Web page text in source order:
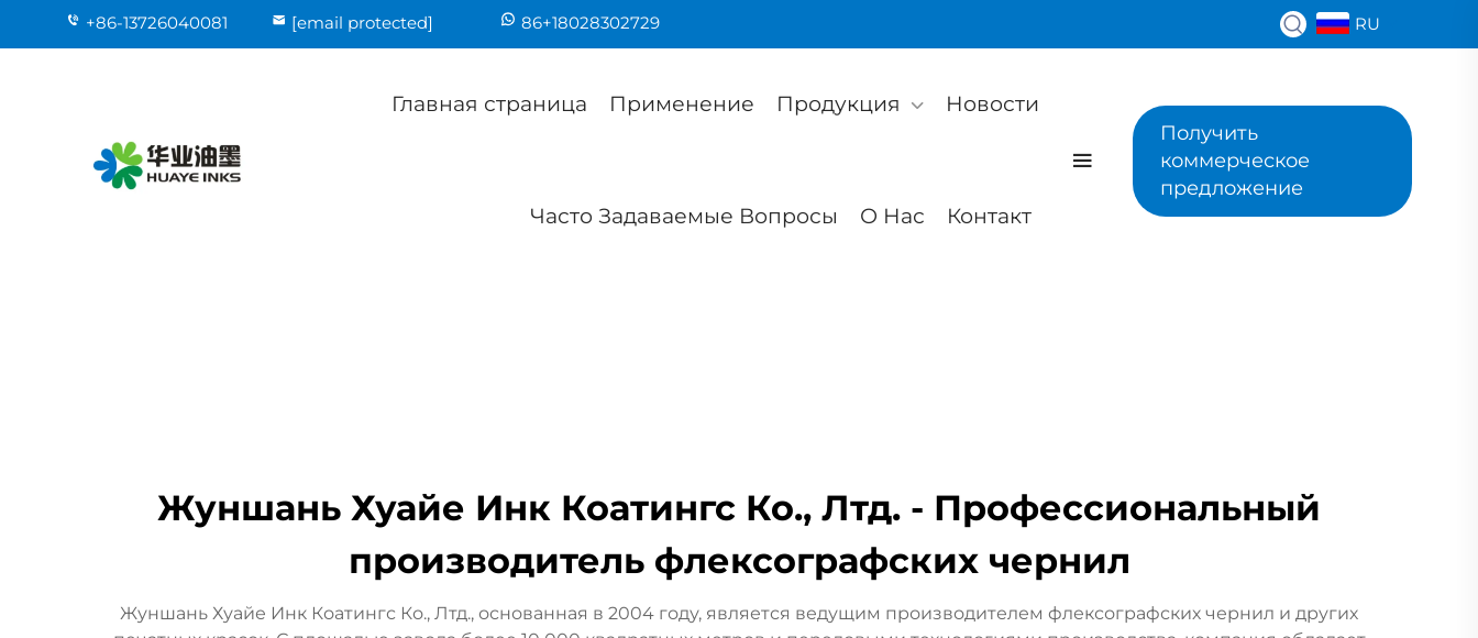
+86-13726040081 [email protected] 86+18028302729 RU
Главная страница Применение Продукция Новости
Часто Задаваемые Вопросы О Нас Контакт
Получить
коммерческое
предложение
Жуншань Хуайе Инк Коатингс Ко., Лтд. - Профессиональный
производитель флексографских чернил
Жуншань Хуайе Инк Коатингс Ко., Лтд., основанная в 2004 году, является ведущим производителем флексографских чернил и других